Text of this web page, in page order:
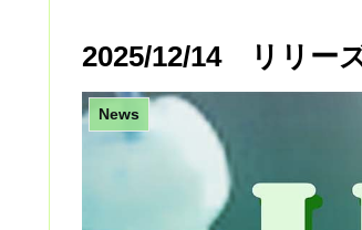
2025/12/14 リリ
News